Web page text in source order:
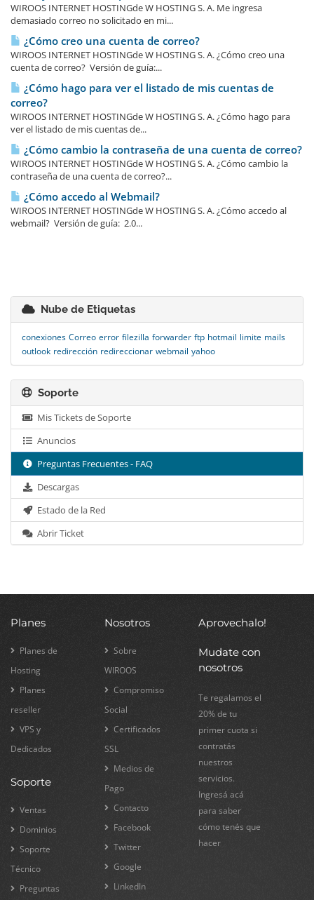
WIROOS INTERNET HOSTINGde W HOSTING S. A. Me ingresa
demasiado correo no solicitado en mi...
¿Cómo creo una cuenta de correo?
WIROOS INTERNET HOSTINGde W HOSTING S. A. ¿Cómo creo una
cuenta de correo? Versión de guía:...
¿Cómo hago para ver el listado de mis cuentas de
correo?
WIROOS INTERNET HOSTINGde W HOSTING S. A. ¿Cómo hago para
ver el listado de mis cuentas de...
¿Cómo cambio la contraseña de una cuenta de correo?
WIROOS INTERNET HOSTINGde W HOSTING S. A. ¿Cómo cambio la
contraseña de una cuenta de correo?...
¿Cómo accedo al Webmail?
WIROOS INTERNET HOSTINGde W HOSTING S. A. ¿Cómo accedo al
webmail? Versión de guía: 2.0...
Nube de Etiquetas
conexiones Correo error filezilla forwarder ftp hotmail limite mails
outlook redirección redireccionar webmail yahoo
Soporte
Mis Tickets de Soporte
Anuncios
Preguntas Frecuentes - FAQ
Descargas
Estado de la Red
Abrir Ticket
Planes
Planes de
Hosting
Planes
reseller
VPS y
Dedicados
Soporte
Ventas
Dominios
Soporte
Técnico
Preguntas
Nosotros
Sobre
WIROOS
Compromiso
Social
Certificados
SSL
Medios de
Pago
Contacto
Facebook
Twitter
Google
LinkedIn
Aprovechalo!
Mudate con
nosotros
Te regalamos el
20% de tu
primer cuota si
contratás
nuestros
servicios.
Ingresá acá
para saber
cómo tenés que
hacer